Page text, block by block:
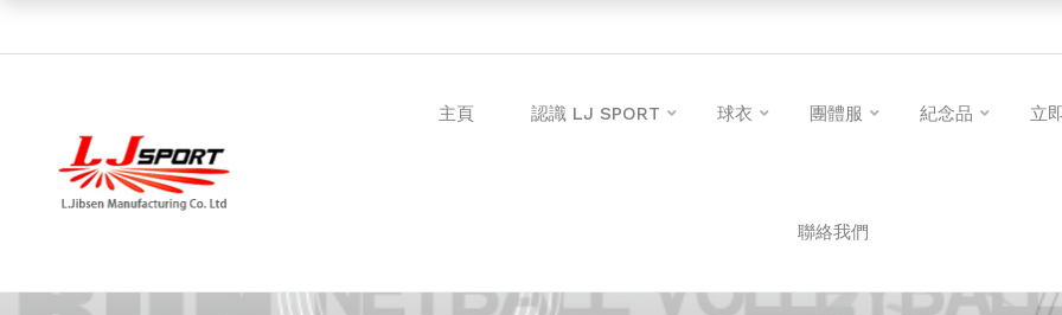
主頁 認識 LJ SPORT 球衣 團體服 紀念品 立
聯絡我們